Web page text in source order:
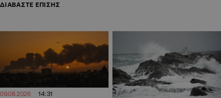
ΔΙΑΒΑΣΤΕ ΕΠΙΣΗΣ
09.08.2026 14:31